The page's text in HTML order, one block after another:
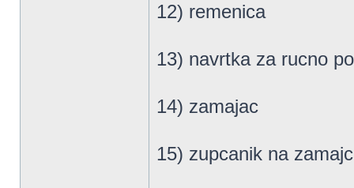
12) remenica
13) navrtka za rucno
14) zamajac
15) zupcanik na